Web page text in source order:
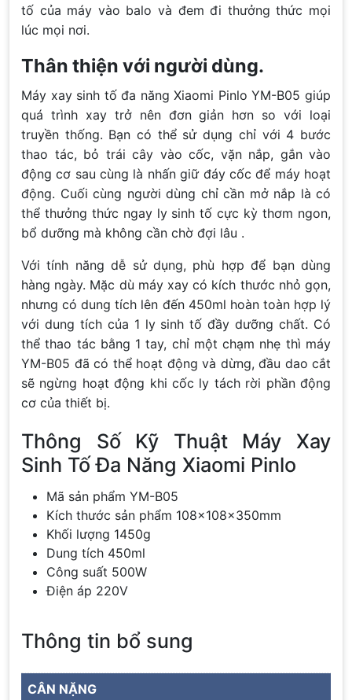
tố của máy vào balo và đem đi thưởng thức mọi
lúc mọi nơi.
Thân thiện với người dùng.
Máy xay sinh tố đa năng Xiaomi Pinlo YM-B05 giúp
quá trình xay trở nên đơn giản hơn so với loại
truyền thống. Bạn có thể sử dụng chỉ với 4 bước
thao tác, bỏ trái cây vào cốc, vặn nắp, gắn vào
động cơ sau cùng là nhấn giữ đáy cốc để máy hoạt
động. Cuối cùng người dùng chỉ cần mở nắp là có
thể thưởng thức ngay ly sinh tố cực kỳ thơm ngon,
bổ dưỡng mà không cần chờ đợi lâu .
Với tính năng dễ sử dụng, phù hợp để bạn dùng
hàng ngày. Mặc dù máy xay có kích thước nhỏ gọn,
nhưng có dung tích lên đến 450ml hoàn toàn hợp lý
với dung tích của 1 ly sinh tố đầy dưỡng chất. Có
thể thao tác bằng 1 tay, chỉ một chạm nhẹ thì máy
YM-B05 đã có thể hoạt động và dừng, đầu dao cắt
sẽ ngừng hoạt động khi cốc ly tách rời phần động
cơ của thiết bị.
Thông Số Kỹ Thuật Máy Xay
Sinh Tố Đa Năng Xiaomi Pinlo
Mã sản phẩm YM-B05
Kích thước sản phẩm 108x108x350mm
Khối lượng 1450g
Dung tích 450ml
Công suất 500W
Điện áp 220V
Thông tin bổ sung
CÂN NẶNG